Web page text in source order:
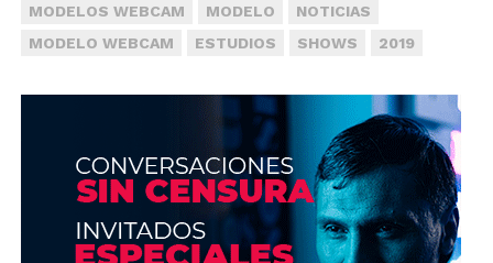
MODELOS WEBCAM
MODELO
NOTICIAS
MODELO WEBCAM
ESTUDIOS SHOWS 2019